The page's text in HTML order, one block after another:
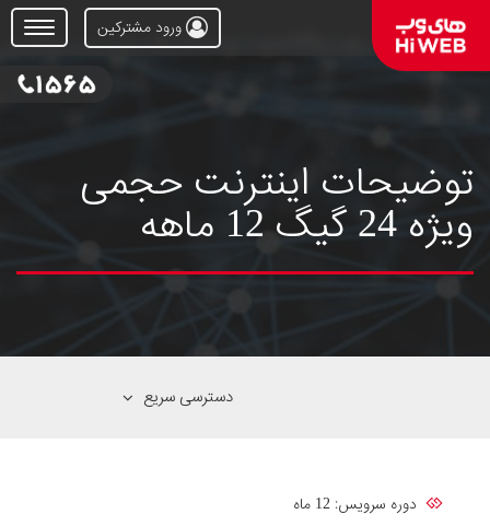
Open
Menu
ورود مشترکین
توضیحات اینترنت حجمی
ویژه 24 گیگ 12 ماهه
دسترسی سریع
دوره سرویس: 12 ماه